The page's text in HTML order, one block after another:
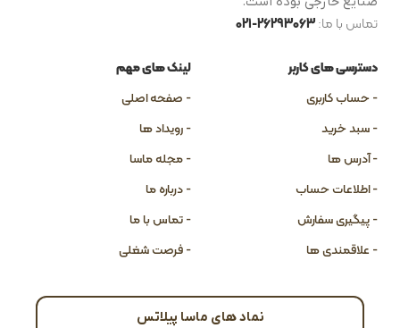
تماس با ما:26293063-021
دسترسی های کاربر
- حساب کاربری
- سبد خرید
- آدرس ها
- اطلاعات حساب
- پیگیری سفارش
- علاقمندی ها
لینک های مهم
- صفحه اصلی
- رویداد ها
- مجله ماسا
- درباره ما
- تماس با ما
- فرصت شغلی
نماد های ماسا پیلاتس